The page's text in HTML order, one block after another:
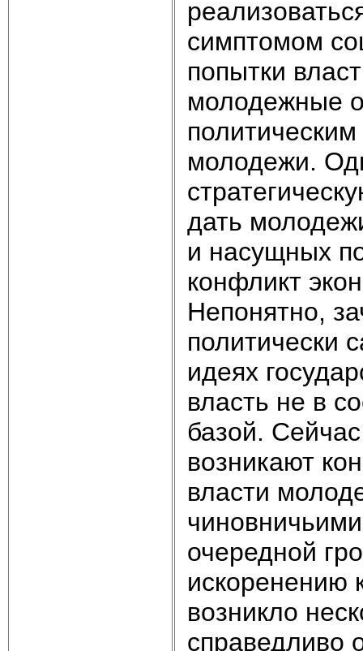
симптомом
попытки
молодежные
молодежи.
дать
и насущных
конфликт
Непонятно,
политически
идеях
власть не в
базой.
возникают
власти
очередной
искоренению
возникло
справедливо